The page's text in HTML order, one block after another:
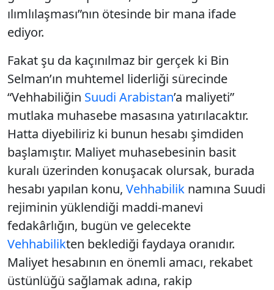
ılımlılaşması”nın ötesinde bir mana ifade
ediyor.
Fakat şu da kaçınılmaz bir gerçek ki Bin
Selman’ın muhtemel liderliği sürecinde
“Vehhabiliğin Suudi Arabistan’a maliyeti”
mutlaka muhasebe masasına yatırılacaktır.
Hatta diyebiliriz ki bunun hesabı şimdiden
başlamıştır. Maliyet muhasebesinin basit
kuralı üzerinden konuşacak olursak, burada
hesabı yapılan konu, Vehhabilik namına Suudi
rejiminin yüklendiği maddi-manevi
fedakârlığın, bugün ve gelecekte
Vehhabilikten beklediği faydaya oranıdır.
Maliyet hesabının en önemli amacı, rekabet
üstünlüğü sağlamak adına, rakip